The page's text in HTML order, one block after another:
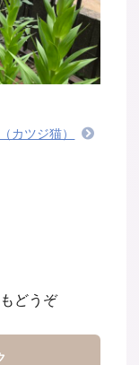
カツジ猫）
どうぞ